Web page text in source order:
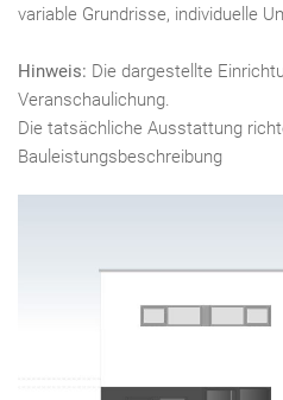
variable Grundrisse, individuelle
Hinweis: Die dargestellte
Veranschaulichung.
Die tatsächliche Ausstattung
Bauleistungsbeschreibung